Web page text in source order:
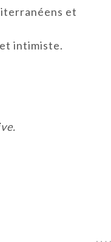
et
intimiste.